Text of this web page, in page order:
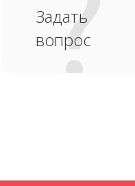
Задать
вопрос